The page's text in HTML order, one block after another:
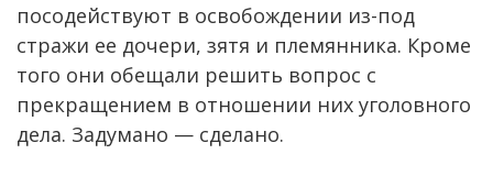
посодействуют в освобождении из-под
стражи ее дочери, зятя и племянника. Кроме
того они обещали решить вопрос с
прекращением в отношении них уголовного
дела. Задумано — сделано.